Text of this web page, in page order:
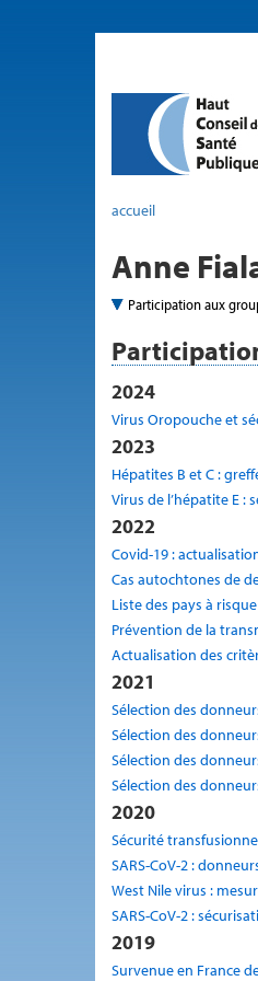
accueil
Anne
Participation aux
2024
Virus Oropouche et
2023
Hépatites B et C :
Virus de l’hépatite E
2022
Covid-19 :
Cas autochtones de
Liste des pays à
Prévention de la
Actualisation des
2021
Sélection des
Sélection des
Sélection des
Sélection des
2020
Sécurité
SARS-CoV-2 :
West Nile virus :
SARS-CoV-2 :
2019
Survenue en France